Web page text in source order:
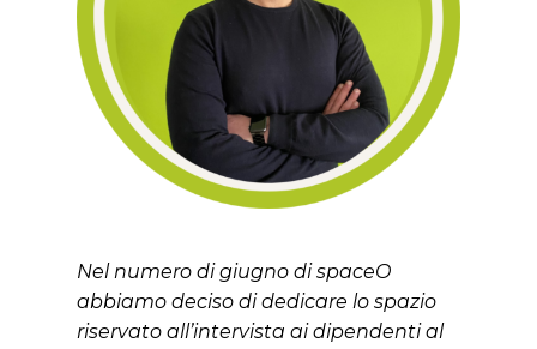
Nel numero di giugno di spaceO
abbiamo deciso di dedicare lo spazio
riservato all’intervista ai dipendenti al